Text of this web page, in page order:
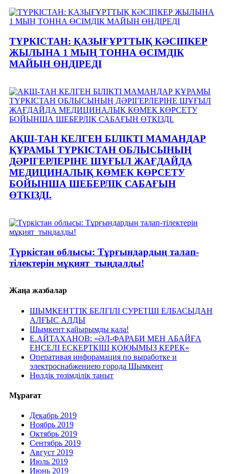
ТҮРКІСТАН: ҚАЗЫҒҰРТТЫҚ КӘСІПКЕР
ЖЫЛЫНА 1 МЫҢ ТОННА ӨСІМДІК
МАЙЫН ӨНДІРЕДІ
АҚШ-ТАН КЕЛГЕН БІЛІКТІ МАМАНДАР
ҚҰРАМЫ ТҮРКІСТАН ОБЛЫСЫНЫҢ
ДӘРІГЕРЛЕРІНЕ ШҰҒЫЛ ЖАҒДАЙДА
МЕДИЦИНАЛЫҚ КӨМЕК КӨРСЕТУ
БОЙЫНША ШЕБЕРЛІК САБАҒЫН
ӨТКІЗДІ.
Түркістан облысы: Тұрғындардың талап-
тілектерін мұқият тыңдалды!
Жаңа жазбалар
ШЫМКЕНТТІК БЕЛГІЛІ СУРЕТШІ ЕЛБАСЫДАН
АЛҒЫС АЛДЫ
Шымкент қайырымды қала!
Е.АЙТАХАНОВ: «ӘЛ-ФАРАБИ МЕН АБАЙҒА
ЕҢСЕЛІ ЕСКЕРТКІШ ҚОЮЫМЫЗ КЕРЕК»
Оперативая инфорамация по выработке и
электроснабжениею города Шымкент
Нөлдік төзімділік таныт
Мұрағат
Декабрь 2019
Ноябрь 2019
Октябрь 2019
Сентябрь 2019
Август 2019
Июль 2019
Июнь 2019